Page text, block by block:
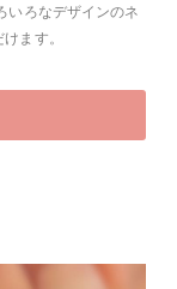
いろなデザインのネ
ます。